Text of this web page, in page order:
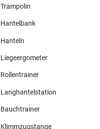
Trampolin
Hantelbank
Hanteln
Liegeergometer
Rollentrainer
Langhantelstation
Bauchtrainer
Klimmzugstange